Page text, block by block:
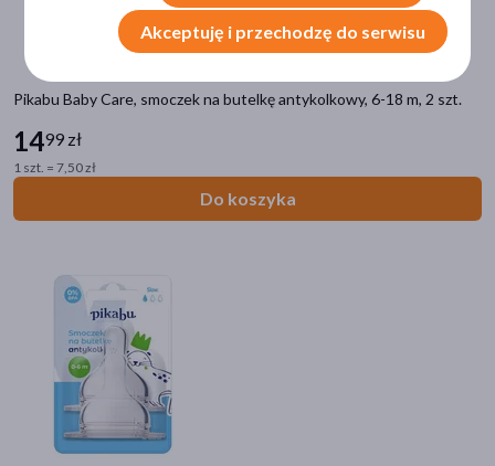
Pikabu Baby Care, smoczek na butelkę antykolkowy, 6-18 m, 2 szt.
1499 zł
1 szt. = 7,50 zł
Do koszyka
zł – zł
Marka
Pikabu(13)
krem(1)
płyn(1)
szampon
(1)
płatki
Akceptuję i przechodzę do serwisu